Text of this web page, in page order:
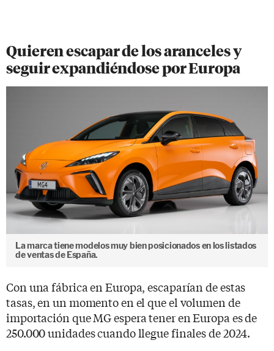
Quieren escapar de los aranceles y
seguir expandiéndose por Europa
La marca tiene modelos muy bien posicionados en los listados
de ventas de España.
Con una fábrica en Europa, escaparían de estas
tasas, en un momento en el que el volumen de
importación que MG espera tener en Europa es de
250.000 unidades cuando llegue finales de 2024.